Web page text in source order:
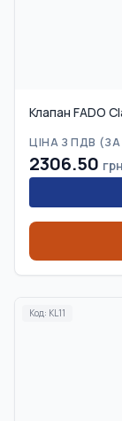
Клапан FADO
ЦІНА З ПДВ (ЗА
2306.50 грн
Код: KL11